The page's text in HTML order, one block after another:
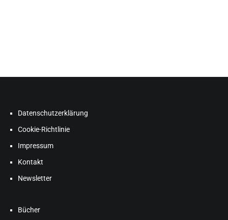
Datenschutzerklärung
Cookie-Richtlinie
Impressum
Kontakt
Newsletter
Bücher